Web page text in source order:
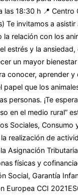
las 18:30 h 📍 Centro
Te invitamos a
la relación con los
estrés y la
un mayor
conocer, aprender y
papel que los
personas. ¡Te
en el medio rural”
Sociales, Consumo
realización de
Asignación
físicas y
Social, Garantía
Europea CCI